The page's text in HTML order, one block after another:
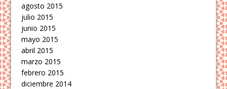
agosto 2015
julio 2015
junio 2015
mayo 2015
abril 2015
marzo 2015
febrero 2015
diciembre 2014